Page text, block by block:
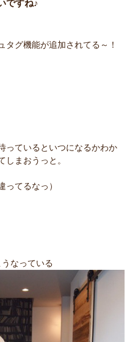
ですね♪
タグ機能が追加されてる～！
っているといつになるかわか
しまおうっと。
ってるなっ）
なっている